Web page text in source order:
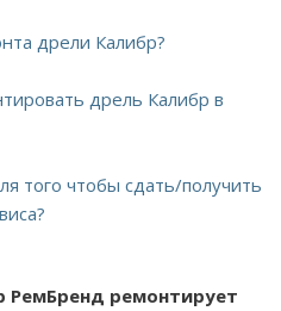
дрели Калибр?
дрель Калибр в
того чтобы сдать/получить
РемБренд ремонтирует